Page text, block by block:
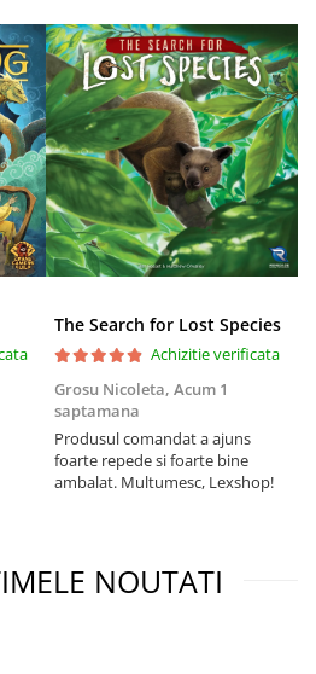
The Search for Lost Species
Achizitie verificata
Grosu Nicoleta, Acum 1
saptamana
Produsul comandat a ajuns
foarte repede si foarte bine
ambalat. Multumesc, Lexshop!
NOUTATI